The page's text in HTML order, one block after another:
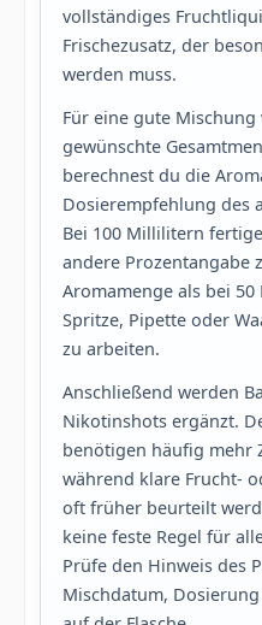
vollständiges
Frischezusatz, der
werden muss.
Für eine gute
gewünschte
berechnest du die
Dosierempfehlung des
Bei 100 Millilitern
andere Prozentangabe
Aromamenge als bei
Spritze, Pipette oder
zu arbeiten.
Anschließend werden
Nikotinshots ergänzt.
benötigen häufig mehr
während klare Frucht-
oft früher beurteilt
keine feste Regel für
Prüfe den Hinweis des
Mischdatum,